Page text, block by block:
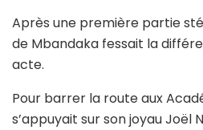
Après une première partie
de Mbandaka fessait la
acte.
Pour barrer la route aux
s’appuyait sur son joyau Joël